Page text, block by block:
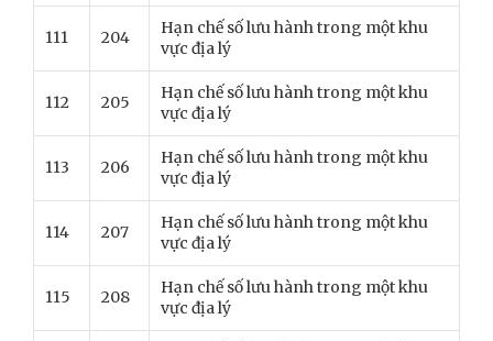
111 204
Hạn chế số lưu hành trong một khu
vực địa lý
112 205
Hạn chế số lưu hành trong một khu
vực địa lý
113 206
Hạn chế số lưu hành trong một khu
vực địa lý
114 207
Hạn chế số lưu hành trong một khu
vực địa lý
115 208
Hạn chế số lưu hành trong một khu
vực địa lý